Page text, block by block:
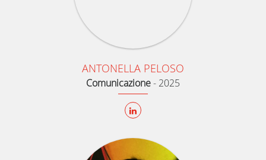
ANTONELLA PELOSO
Comunicazione- 2025